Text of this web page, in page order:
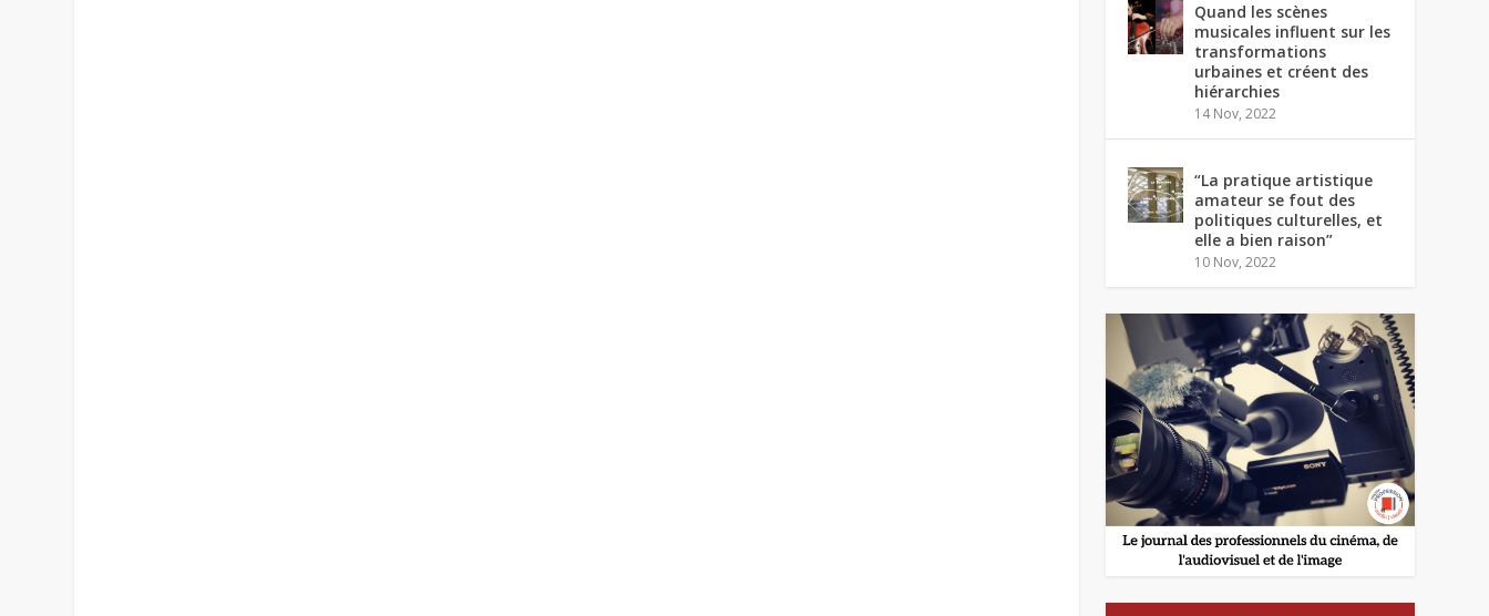
Quand les scènes
musicales influent sur les
transformations
urbaines et créent des
hiérarchies
14 Nov, 2022
“La pratique artistique
amateur se fout des
politiques culturelles, et
elle a bien raison”
10 Nov, 2022